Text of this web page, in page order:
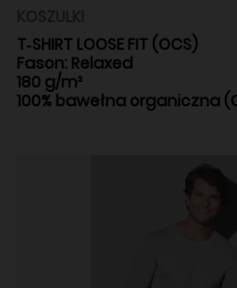
T‑SHIRT LOOSE FIT (OCS)
Fason: Relaxed
180 g/m²
100% bawełna organiczna